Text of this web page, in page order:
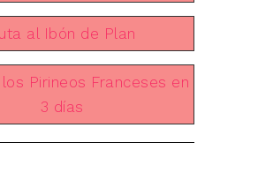
al Ibón de Plan
Pirineos Franceses en
3 días